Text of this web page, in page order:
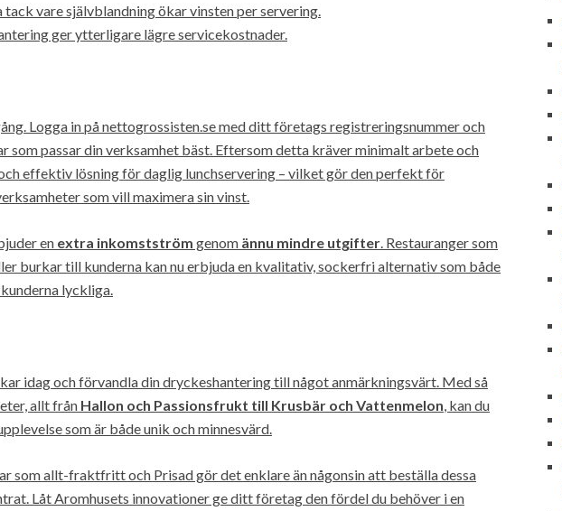
vare självblandning ökar vinsten per servering.
ger ytterligare lägre servicekostnader.
Logga in på nettogrossisten.se med ditt företags registreringsnummer och
som passar din verksamhet bäst. Eftersom detta kräver minimalt arbete och
effektiv lösning för daglig lunchservering – vilket gör den perfekt för
som vill maximera sin vinst.
en extra inkomstström genom ännu mindre utgifter. Restauranger som
burkar till kunderna kan nu erbjuda en kvalitativ, sockerfri alternativ som både
lyckliga.
idag och förvandla din dryckeshantering till något anmärkningsvärt. Med så
allt från Hallon och Passionsfrukt till Krusbär och Vattenmelon, kan du
som är både unik och minnesvärd.
som allt-fraktfritt och Prisad gör det enklare än någonsin att beställa dessa
Låt Aromhusets innovationer ge ditt företag den fördel du behöver i en